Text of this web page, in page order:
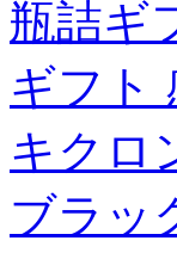
瓶詰ギ
ギフト
キクロ
ブラッ